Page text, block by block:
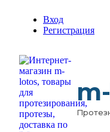
Вход
Регистрация